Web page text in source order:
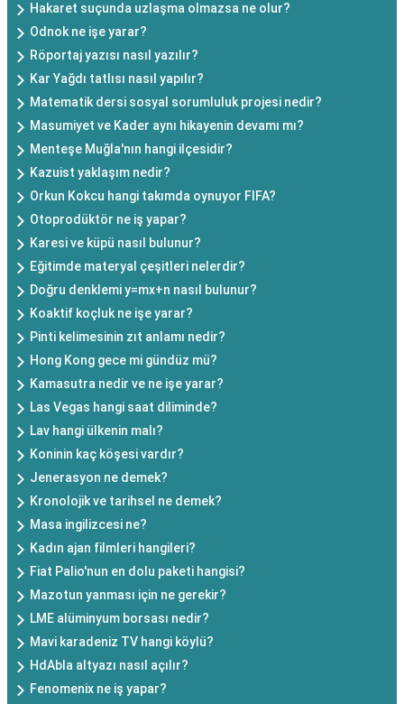
Hakaret suçunda uzlaşma olmazsa ne olur?
Odnok ne işe yarar?
Röportaj yazısı nasıl yazılır?
Kar Yağdı tatlısı nasıl yapılır?
Matematik dersi sosyal sorumluluk projesi nedir?
Masumiyet ve Kader aynı hikayenin devamı mı?
Menteşe Muğla'nın hangi ilçesidir?
Kazuist yaklaşım nedir?
Orkun Kokcu hangi takımda oynuyor FIFA?
Otoprodüktör ne iş yapar?
Karesi ve küpü nasıl bulunur?
Eğitimde materyal çeşitleri nelerdir?
Doğru denklemi y=mx+n nasıl bulunur?
Koaktif koçluk ne işe yarar?
Pinti kelimesinin zıt anlamı nedir?
Hong Kong gece mi gündüz mü?
Kamasutra nedir ve ne işe yarar?
Las Vegas hangi saat diliminde?
Lav hangi ülkenin malı?
Koninin kaç köşesi vardır?
Jenerasyon ne demek?
Kronolojik ve tarihsel ne demek?
Masa ingilizcesi ne?
Kadın ajan filmleri hangileri?
Fiat Palio'nun en dolu paketi hangisi?
Mazotun yanması için ne gerekir?
LME alüminyum borsası nedir?
Mavi karadeniz TV hangi köylü?
HdAbla altyazı nasıl açılır?
Fenomenix ne iş yapar?